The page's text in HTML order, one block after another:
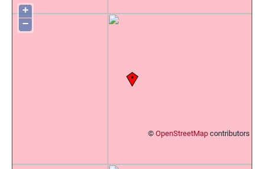
+
−
© OpenStreetMap contributors